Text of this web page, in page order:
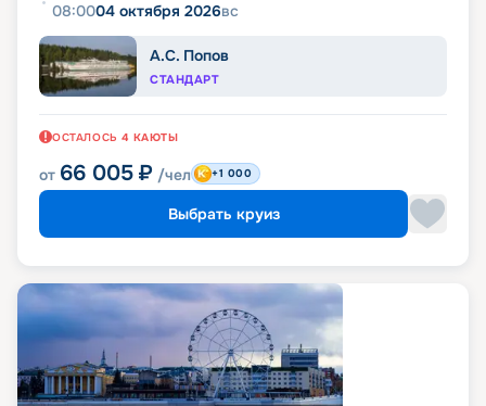
08:0004 октября 2026вс
А.С. Попов
СТАНДАРТ
ОСТАЛОСЬ 4 КАЮТЫ
от 66 005 ₽ /чел +1 000
Выбрать круиз